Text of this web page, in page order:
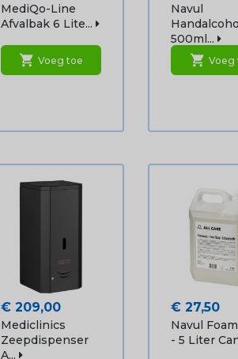
MediQo-Line
Afvalbak 6 Lite...
shopping_cart Voeg toe
Navul
500ml...
shopping_cart Voeg
Prijs
€ 209,00
Mediclinics
Zeepdispenser
A...
Prijs
€ 27,50
Navul
- 5 Liter